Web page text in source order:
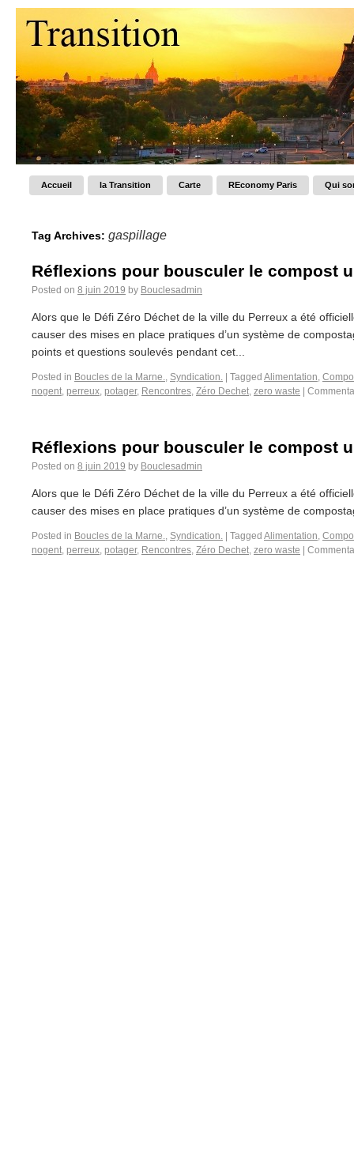
Accueil la Transition Carte REconomy Paris Qui
Tag Archives: gaspillage
Réflexions pour bousculer le compost
Posted on 8 juin 2019 by Bouclesadmin
Alors que le Défi Zéro Déchet de la ville du Perreux a été
causer des mises en place pratiques d’un système de
points et questions soulevés pendant cet...
Posted in Boucles de la Marne., Syndication. Tagged Alimentation,
nogent, perreux, potager, Rencontres, Zéro Dechet, zero waste
Réflexions pour bousculer le compost
Posted on 8 juin 2019 by Bouclesadmin
Alors que le Défi Zéro Déchet de la ville du Perreux a été
causer des mises en place pratiques d’un système de
Posted in Boucles de la Marne., Syndication. Tagged Alimentation,
nogent, perreux, potager, Rencontres, Zéro Dechet, zero waste